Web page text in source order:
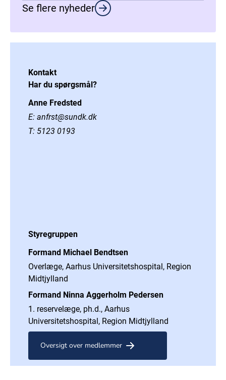
Se flere nyheder
Kontakt
Har du spørgsmål?
Anne Fredsted
E: anfrst@sundk.dk
T: 5123 0193
Styregruppen
Formand Michael Bendtsen
Overlæge, Aarhus Universitetshospital, Region
Midtjylland
Formand Ninna Aggerholm Pedersen
1. reservelæge, ph.d., Aarhus
Universitetshospital, Region Midtjylland
Oversigt over medlemmer